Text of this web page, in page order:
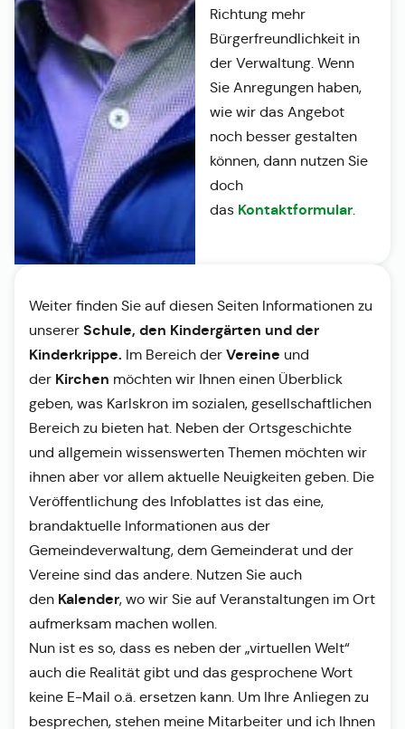
Richtung mehr
Bürgerfreundlichkeit in
der Verwaltung. Wenn
Sie Anregungen haben,
wie wir das Angebot
noch besser gestalten
können, dann nutzen Sie
doch
das Kontaktformular.
Weiter finden Sie auf diesen Seiten Informationen zu
unserer Schule, den Kindergärten und der
Kinderkrippe. Im Bereich der Vereine und
der Kirchen möchten wir Ihnen einen Überblick
geben, was Karlskron im sozialen, gesellschaftlichen
Bereich zu bieten hat. Neben der Ortsgeschichte
und allgemein wissenswerten Themen möchten wir
ihnen aber vor allem aktuelle Neuigkeiten geben. Die
Veröffentlichung des Infoblattes ist das eine,
brandaktuelle Informationen aus der
Gemeindeverwaltung, dem Gemeinderat und der
Vereine sind das andere. Nutzen Sie auch
den Kalender, wo wir Sie auf Veranstaltungen im Ort
aufmerksam machen wollen.
Nun ist es so, dass es neben der „virtuellen Welt“
auch die Realität gibt und das gesprochene Wort
keine E-Mail o.ä. ersetzen kann. Um Ihre Anliegen zu
besprechen, stehen meine Mitarbeiter und ich Ihnen